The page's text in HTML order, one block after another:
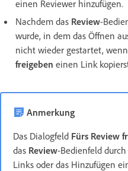
einen Reviewer hinzufügen.
Nachdem das Review-
wurde, in dem das Öffnen
nicht wieder gestartet,
freigeben einen Link
Anmerkung
Das Dialogfeld Fürs Review
das Review-Bedienfeld
Links oder das Hinzufügen